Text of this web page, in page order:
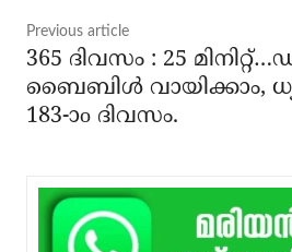
Previous article
365 ദിവസം : 25
ബൈബിൾ വായിക്കാം,
183-ാo ദിവസം.